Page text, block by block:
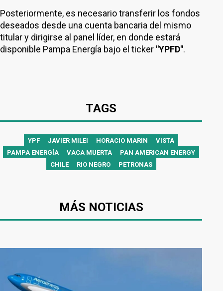
Posteriormente, es necesario transferir los fondos
deseados desde una cuenta bancaria del mismo
titular y dirigirse al panel líder, en donde estará
disponible Pampa Energía bajo el ticker "YPFD".
TAGS
YPF JAVIER MILEI HORACIO MARIN
VISTA
PAMPA ENERGÍA
VACA MUERTA
PAN AMERICAN ENERGY
CHILE
RIO NEGRO PETRONAS
MÁS NOTICIAS